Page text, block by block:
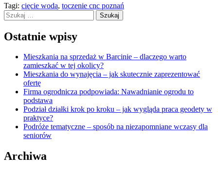
Tagi: cięcie wodą, toczenie cnc poznań
Szukaj:
Ostatnie wpisy
Mieszkania na sprzedaż w Barcinie – dlaczego warto
zamieszkać w tej okolicy?
Mieszkania do wynajęcia – jak skutecznie zaprezentować
ofertę
Firma ogrodnicza podpowiada: Nawadnianie ogrodu to
podstawa
Podział działki krok po kroku – jak wygląda praca geodety w
praktyce?
Podróże tematyczne – sposób na niezapomniane wczasy dla
seniorów
Archiwa